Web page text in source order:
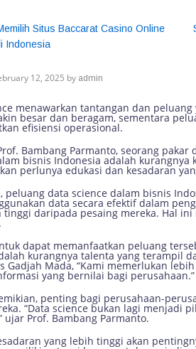
Situs Baccarat Casino Online
Indonesia
12, 2025 by admin
menawarkan tantangan dan
besar dan beragam, sementara
efisiensi operasional.
Bambang Parmanto, seorang
bisnis Indonesia adalah
perlunya edukasi dan kesadaran
peluang data science dalam bisnis
data secara efektif dalam
tinggi daripada pesaing mereka. Hal
dapat memanfaatkan peluang
kurangnya talenta yang terampil
Gadjah Mada, “Kami memerlukan
yang bernilai bagi perusahaan.”
penting bagi perusahaan-
“Data science bukan lagi menjadi
ujar Prof. Bambang Parmanto.
yang lebih tinggi akan